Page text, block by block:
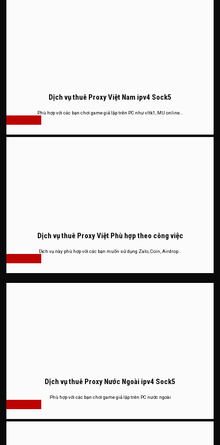
Dịch vụ thuê Proxy Việt Nam ipv4 Sock5
Phù hợp với các bạn chơi game giả lập trên PC như vltk1, MU online…
Dịch vụ thuê Proxy Việt Phù hợp theo công việc
Dịch vụ này phù hợp với các bạn muốn sử dụng Zalo, Coin, Airdrop..
Dịch vụ thuê Proxy Nước Ngoài ipv4 Sock5
Phù hợp với các bạn chơi game giả lập trên PC nước ngoài